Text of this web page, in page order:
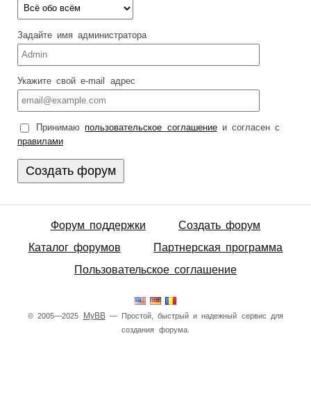
Задайте имя администратора
Укажите свой e-mail адрес
Принимаю пользовательское соглашениеи согласен с
правилами
Форум поддержки
Создать форум
Каталог форумов
Партнерская программа
Пользовательское соглашение
© 2005—2025 MyBB— Простой, быстрый и надежный сервис для
создания форума.